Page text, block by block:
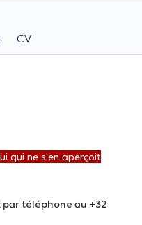
CV
qui ne s'en aperçoit
par téléphone au +32